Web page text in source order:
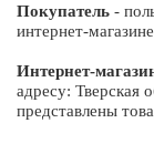
Покупатель -
интернет-магазине
Интернет-
адресу: Тверская
представлены